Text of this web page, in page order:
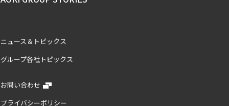
ニュース＆トピックス
グループ各社トピックス
お問い合わせ
プライバシーポリシー